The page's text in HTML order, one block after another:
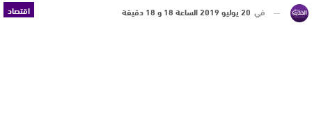
اقتصاد في 20 يوليو 2019 الساعة 18 و 18 دقيقة